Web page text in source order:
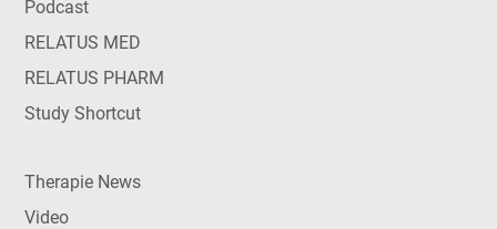
Podcast
RELATUS MED
RELATUS PHARM
Study Shortcut
Therapie News
Video